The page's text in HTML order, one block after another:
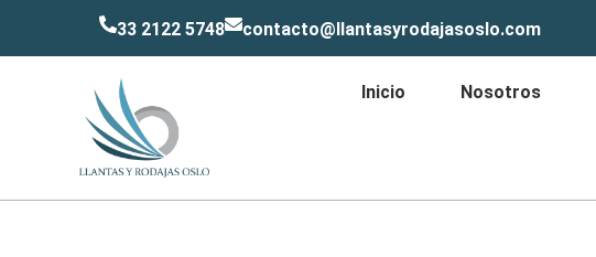
33 2122 5748 contacto@llantasyrodajasoslo.com
Inicio Nosotros